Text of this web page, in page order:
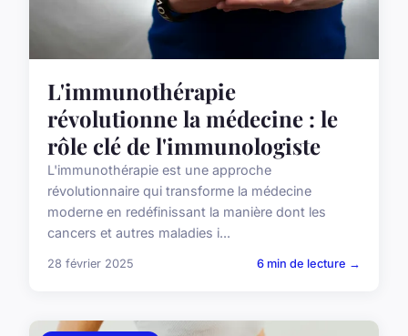
L'immunothérapie
révolutionne la médecine : le
rôle clé de l'immunologiste
L'immunothérapie est une approche
révolutionnaire qui transforme la médecine
moderne en redéfinissant la manière dont les
cancers et autres maladies i...
28 février 2025 6 min de lecture →